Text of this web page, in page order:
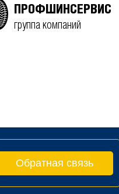
ПРОФШИНСЕРВИС
группа компаний
Обратная связь